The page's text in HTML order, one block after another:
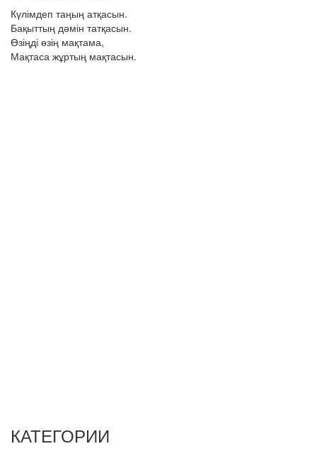
Күлімдеп таңың атқасын.
Бақыттың дәмін татқасын.
Өзіңді өзің мақтама,
Мақтаса жұртың мақтасын.
КАТЕГОРИИ